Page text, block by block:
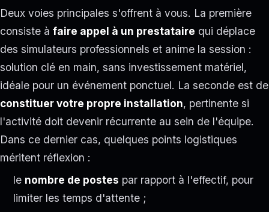
Deux voies principales s'offrent à vous. La première
consiste à faire appel à un prestataire qui déplace
des simulateurs professionnels et anime la session :
solution clé en main, sans investissement matériel,
idéale pour un événement ponctuel. La seconde est de
constituer votre propre installation, pertinente si
l'activité doit devenir récurrente au sein de l'équipe.
Dans ce dernier cas, quelques points logistiques
méritent réflexion :
le nombre de postes par rapport à l'effectif, pour
limiter les temps d'attente ;